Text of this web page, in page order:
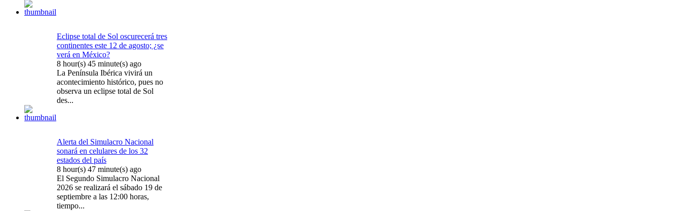
Eclipse total de Sol oscurecerá tres
continentes este 12 de agosto; ¿se
verá en México?
8 hour(s) 45 minute(s) ago
La Península Ibérica vivirá un
acontecimiento histórico, pues no
observa un eclipse total de Sol
des...
Alerta del Simulacro Nacional
sonará en celulares de los 32
estados del país
8 hour(s) 47 minute(s) ago
El Segundo Simulacro Nacional
2026 se realizará el sábado 19 de
septiembre a las 12:00 horas,
tiempo...